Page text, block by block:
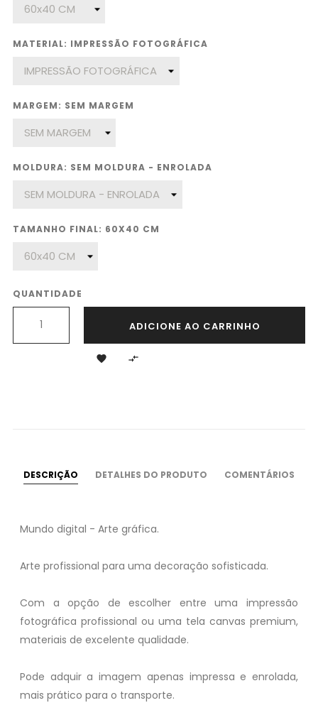
MATERIAL: IMPRESSÃO FOTOGRÁFICA
MARGEM: SEM MARGEM
MOLDURA: SEM MOLDURA - ENROLADA
TAMANHO FINAL: 60X40 CM
QUANTIDADE
ADICIONE AO CARRINHO
 
DESCRIÇÃO DETALHES DO PRODUTO COMENTÁRIOS
Mundo digital - Arte gráfica.
Arte profissional para uma decoração sofisticada.
Com a opção de escolher entre uma impressão
fotográfica profissional ou uma tela canvas premium,
materiais de excelente qualidade.
Pode adquir a imagem apenas impressa e enrolada,
mais prático para o transporte.